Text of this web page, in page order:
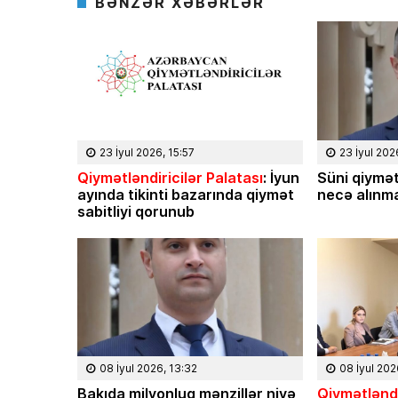
23 İyul 2026, 15:57
Qiymətləndiricilər Palatası: İyun
ayında tikinti bazarında qiymət
sabitliyi qorunub
23 İyul
Süni qiymət
necə
08 İyul 2026, 13:32
Bakıda milyonluq mənzillər niyə
08 İyul